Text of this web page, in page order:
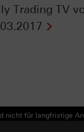
Trading TV
nicht für langfristige